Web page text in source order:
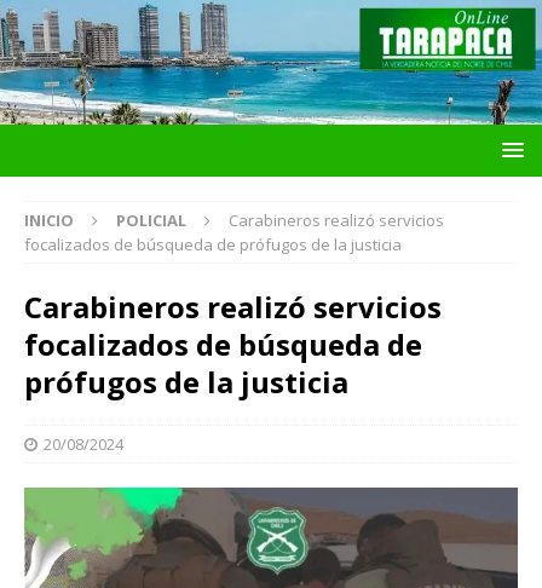
INICIO POLICIAL
Carabineros realizó servicios
focalizados de búsqueda de prófugos de la justicia
Carabineros realizó servicios
focalizados de búsqueda de
prófugos de la justicia
20/08/2024